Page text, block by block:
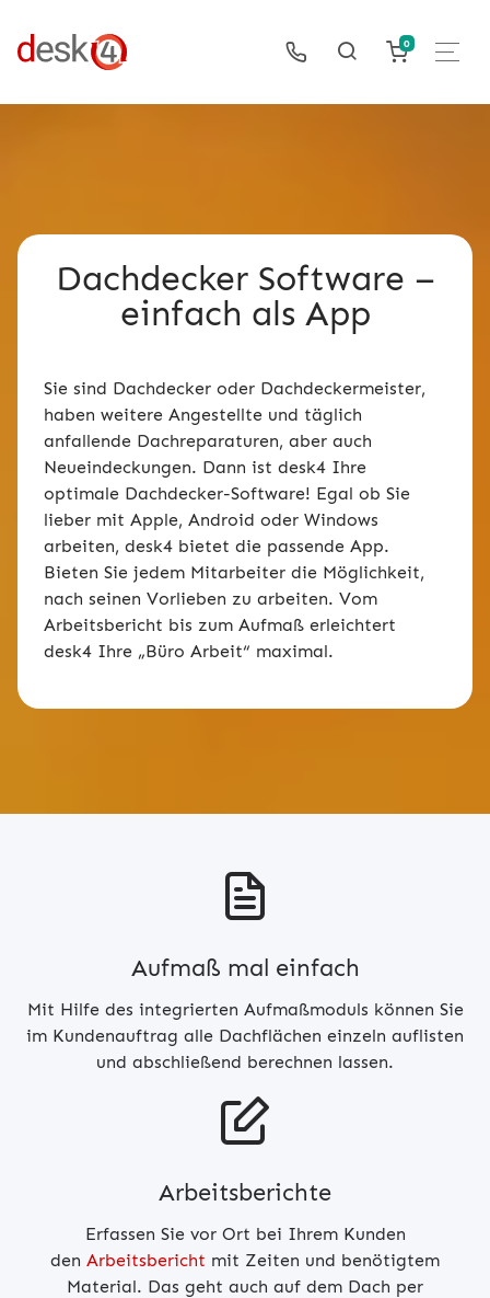
0
Dachdecker Software –
einfach als App
Sie sind Dachdecker oder Dachdeckermeister,
haben weitere Angestellte und täglich
anfallende Dachreparaturen, aber auch
Neueindeckungen. Dann ist desk4 Ihre
optimale Dachdecker-Software! Egal ob Sie
lieber mit Apple, Android oder Windows
arbeiten, desk4 bietet die passende App.
Bieten Sie jedem Mitarbeiter die Möglichkeit,
nach seinen Vorlieben zu arbeiten. Vom
Arbeitsbericht bis zum Aufmaß erleichtert
desk4 Ihre „Büro Arbeit“ maximal.
Aufmaß mal einfach
Mit Hilfe des integrierten Aufmaßmoduls können Sie
im Kundenauftrag alle Dachflächen einzeln auflisten
und abschließend berechnen lassen.
Arbeitsberichte
Erfassen Sie vor Ort bei Ihrem Kunden
den Arbeitsbericht mit Zeiten und benötigtem
Material. Das geht auch auf dem Dach per